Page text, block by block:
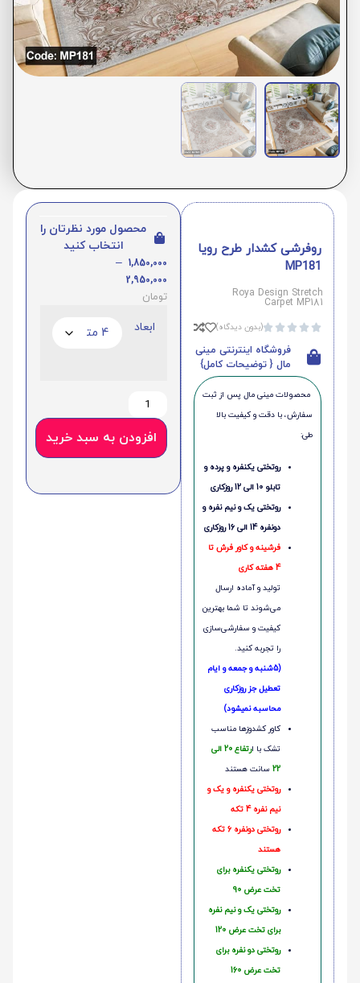
روفرشی کشدار طرح رویا
MP181
Roya Design Stretch
Carpet MP181




(بدون دیدگاه)
فروشگاه اینترنتی مینی
مال { توضیحات کامل}
محصولات مینی‌ مال پس از ثبت
سفارش، با دقت و کیفیت بالا
طی:
روتختی یکنفره و پرده و
تابلو 10 الی 12 روزکاری
روتختی یک و نیم نفره و
دونفره 14 الی 16 روزکاری
فرشینه و کاور فرش تا
4 هفته کاری
تولید و آماده ارسال
می‌شوند تا شما بهترین
کیفیت و سفارشی‌سازی
را تجربه کنید.
(5شنبه و جمعه و ایام
تعطیل جز روزکاری
محاسبه نمیشود)
کاور کشدوزها مناسب
تشک با ا
رتفاع 20 الی
22 سانت هستند
روتختی یکنفره و یک و
نیم نفره 4 تکه
روتختی دونفره 6 تکه
هستند
روتختی یکنفره برای
تخت عرض 90
روتختی یک و نیم نفره
برای تخت عرض 120
روتختی دو نفره برای
تخت عرض 160
محصول مورد نظرتان را
انتخاب کنید
1,850,000
–
2,950,000
تومان
ابعاد
افزودن به سبد خرید